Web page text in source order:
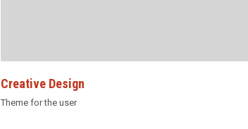
Creative Design
Theme for the user